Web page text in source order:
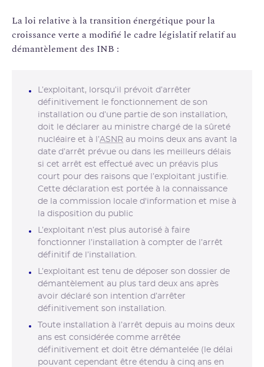
La loi relative à la transition énergétique pour la
croissance verte a modifié le cadre législatif relatif au
démantèlement des INB :
L’exploitant, lorsqu’il prévoit d’arrêter
définitivement le fonctionnement de son
installation ou d’une partie de son installation,
doit le déclarer au ministre chargé de la sûreté
nucléaire et à l’ASNR au moins deux ans avant la
date d’arrêt prévue ou dans les meilleurs délais
si cet arrêt est effectué avec un préavis plus
court pour des raisons que l’exploitant justifie.
Cette déclaration est portée à la connaissance
de la commission locale d'information et mise à
la disposition du public
L’exploitant n’est plus autorisé à faire
fonctionner l’installation à compter de l’arrêt
définitif de l’installation.
L’exploitant est tenu de déposer son dossier de
démantèlement au plus tard deux ans après
avoir déclaré son intention d’arrêter
définitivement son installation.
Toute installation à l’arrêt depuis au moins deux
ans est considérée comme arrêtée
définitivement et doit être démantelée (le délai
pouvant cependant être étendu à cinq ans en